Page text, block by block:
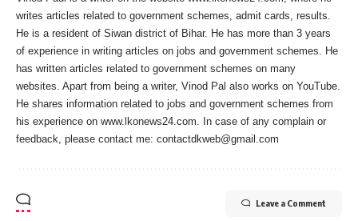
writes articles related to government schemes, admit cards, results.
He is a resident of Siwan district of Bihar. He has more than 3 years
of experience in writing articles on jobs and government schemes. He
has written articles related to government schemes on many
websites. Apart from being a writer, Vinod Pal also works on YouTube.
He shares information related to jobs and government schemes from
his experience on www.lkonews24.com. In case of any complain or
feedback, please contact me: contactdkweb@gmail.com
Leave a Comment